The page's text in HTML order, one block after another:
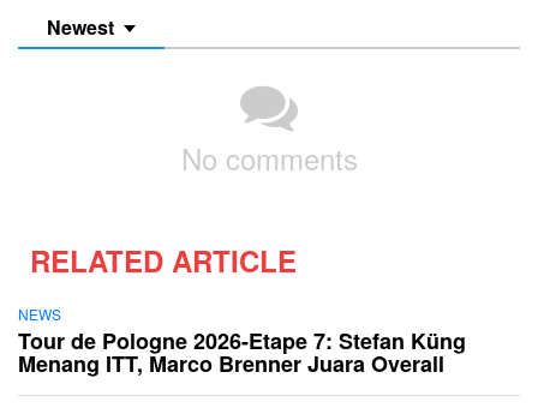
Newest
No comments
RELATED ARTICLE
NEWS
Tour de Pologne 2026-Etape 7: Stefan Küng
Menang ITT, Marco Brenner Juara Overall